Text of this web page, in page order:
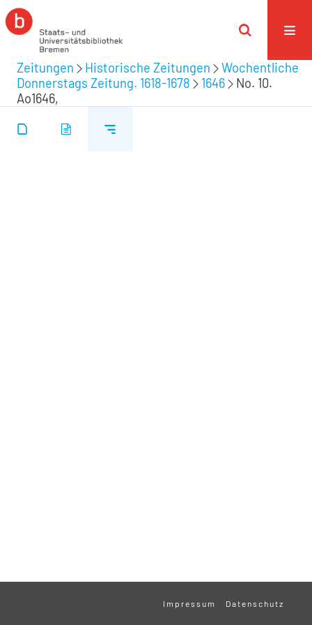
Zeitungen Historische Zeitungen
Wochentliche
Donnerstags Zeitung. 1618-1678
1646
No. 10.
Ao1646,
Impressum Datenschutz